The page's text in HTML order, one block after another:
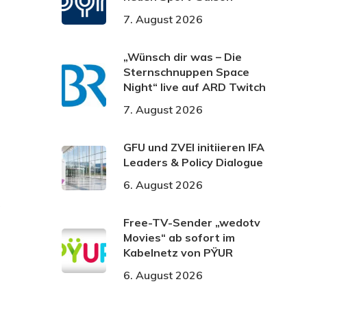
7. August 2026
„Wünsch dir was – Die
Sternschnuppen Space
Night“ live auf ARD Twitch
7. August 2026
GFU und ZVEI initiieren IFA
Leaders & Policy Dialogue
6. August 2026
Free-TV-Sender „wedotv
Movies“ ab sofort im
Kabelnetz von PŸUR
6. August 2026